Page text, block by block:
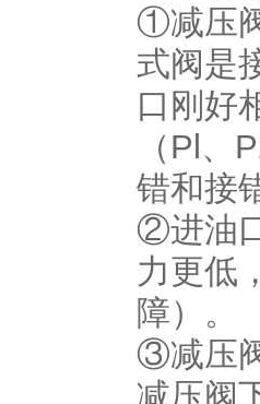
①减压
式阀是
口刚好
（Pl、
错和接
②进油
力更低
障）。
③减压
减压阀